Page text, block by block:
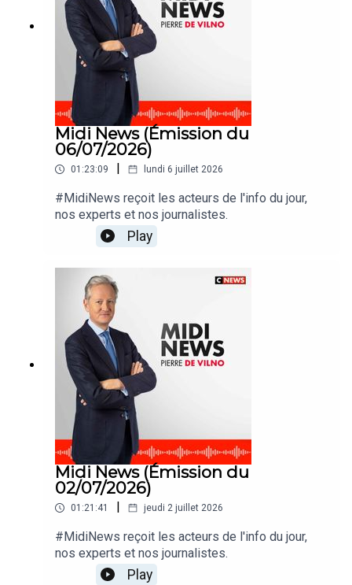
Midi News (Émission du
06/07/2026)
01:23:09 | lundi 6 juillet 2026
#MidiNews reçoit les acteurs de l'info du jour,
nos experts et nos journalistes.
Play
Midi News (Émission du
02/07/2026)
01:21:41 jeudi 2 juillet 2026
#MidiNews reçoit les acteurs de l'info du jour,
nos experts et nos journalistes.
Play